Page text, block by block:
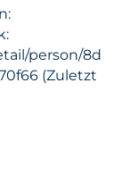
person/8d
(Zuletzt